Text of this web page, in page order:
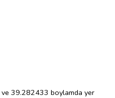
39.282433 boylamda yer